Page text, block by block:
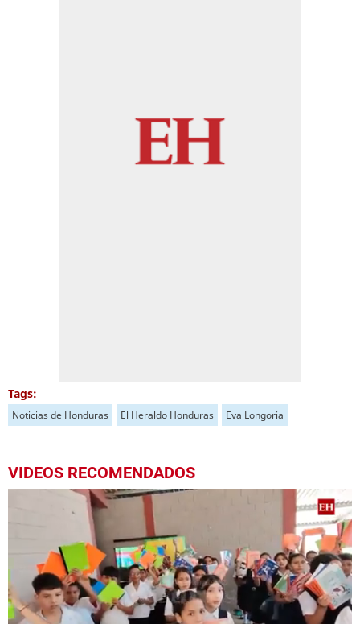
Tags:
Noticias de Honduras El Heraldo Honduras Eva Longoria
VIDEOS RECOMENDADOS